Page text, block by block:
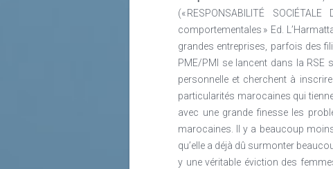
(« RESPONSABILITÉ
comportementales » Ed.
grandes entreprises, parfois des
PME/PMI se lancent dans la
personnelle et cherchent à
particularités marocaines qui
avec une grande finesse les
marocaines. Il y a beaucoup
qu’elle a déjà dû surmonter
y une véritable éviction des